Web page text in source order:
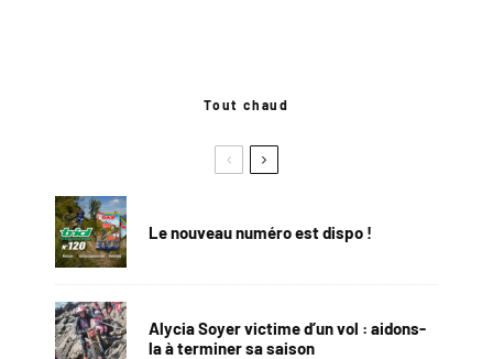
Tout chaud
Le nouveau numéro est dispo !
Alycia Soyer victime d’un vol : aidons-
la à terminer sa saison